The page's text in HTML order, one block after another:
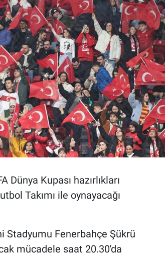
Dünya Kupası hazırlıkları
Takımı ile oynayacağı
Stadyumu Fenerbahçe Şükrü
mücadele saat 20.30'da